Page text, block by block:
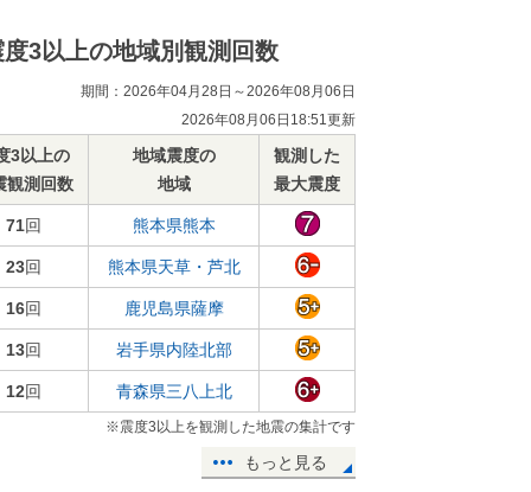
度3以上の地域別観測回数
期間：2026年04月28日～2026年08月06日
2026年08月06日18:51更新
3以上の
観測回数
地域震度の
地域
観測した
最大震度
71回 熊本県熊本
23回 熊本県天草・芦北
16回 鹿児島県薩摩
13回 岩手県内陸北部
12回 青森県三八上北
※震度3以上を観測した地震の集計です
もっと見る